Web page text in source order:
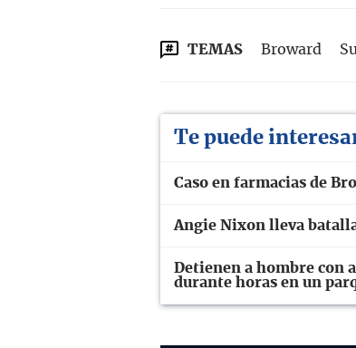
TEMAS Broward
Te puede
Caso en farmacias de
Angie Nixon lleva
Detienen a hombre con
durante horas en un